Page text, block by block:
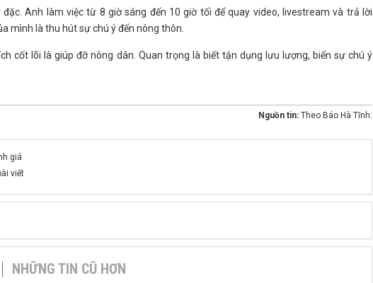
Anh làm việc từ 8 giờ sáng đến 10 giờ tối để quay video, livestream và trả lời
mình là thu hút sự chú ý đến nông thôn.
cốt lõi là giúp đỡ nông dân. Quan trọng là biết tận dụng lưu lượng, biến sự chú ý
Nguồn tin: Theo Báo Hà Tĩnh:
giá
viết
NHỮNG TIN CŨ HƠN